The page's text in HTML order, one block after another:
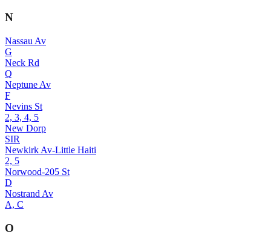
N
Nassau Av
G
Neck Rd
Q
Neptune Av
F
Nevins St
2, 3, 4, 5
New Dorp
SIR
Newkirk Av-Little Haiti
2, 5
Norwood-205 St
D
Nostrand Av
A, C
O